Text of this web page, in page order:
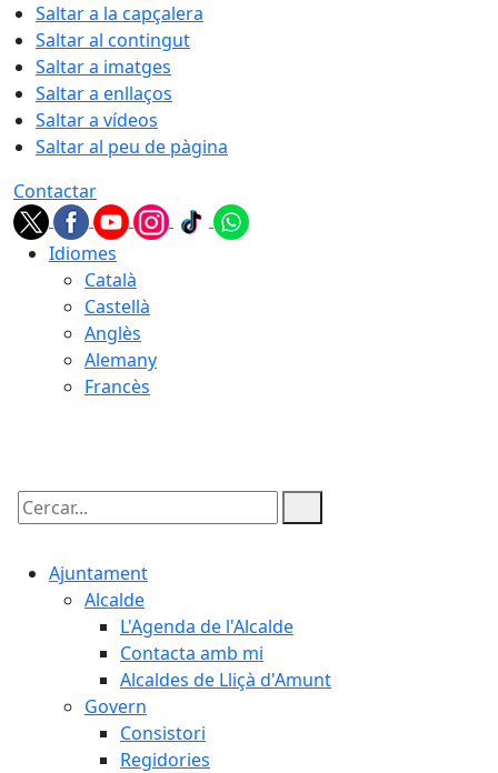
Saltar a la capçalera
Saltar al contingut
Saltar a imatges
Saltar a enllaços
Saltar a vídeos
Saltar al peu de pàgina
Contactar
Idiomes
Català
Castellà
Anglès
Alemany
Francès
Cercar:
Ajuntament
Alcalde
L'Agenda de l'Alcalde
Contacta amb mi
Alcaldes de Lliçà d'Amunt
Govern
Consistori
Regidories